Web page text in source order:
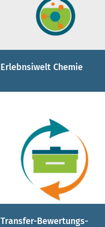
Erlebnsiwelt Chemie
Transfer-Bewertungs-